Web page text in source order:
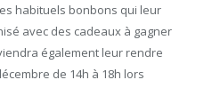
habituels bonbons qui leur
avec des cadeaux à gagner
également leur rendre
de 14h à 18h lors